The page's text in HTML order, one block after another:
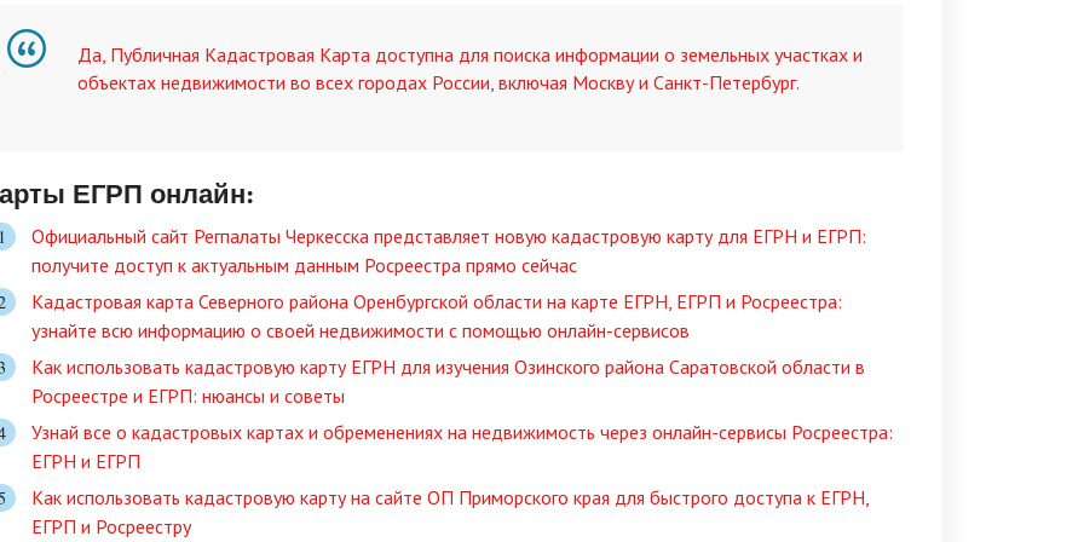
Да, Публичная Кадастровая Карта доступна для поиска информации о земельных участках и
объектах недвижимости во всех городах России, включая Москву и Санкт-Петербург.
ЕГРП онлайн:
Официальный сайт Регпалаты Черкесска представляет новую кадастровую карту для ЕГРН и ЕГРП:
получите доступ к актуальным данным Росреестра прямо сейчас
Кадастровая карта Северного района Оренбургской области на карте ЕГРН, ЕГРП и Росреестра:
узнайте всю информацию о своей недвижимости с помощью онлайн-сервисов
Как использовать кадастровую карту ЕГРН для изучения Озинского района Саратовской области в
Росреестре и ЕГРП: нюансы и советы
Узнай все о кадастровых картах и обременениях на недвижимость через онлайн-сервисы Росреестра:
ЕГРН и ЕГРП
Как использовать кадастровую карту на сайте ОП Приморского края для быстрого доступа к ЕГРН,
ЕГРП и Росреестру